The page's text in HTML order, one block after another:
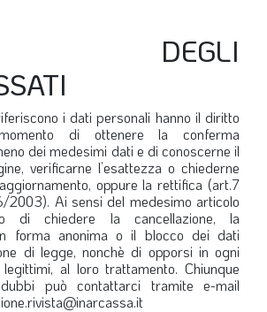
DI EVASIO
CAMBIA NUMERO expand_more
DEGLI
i dati personali hanno il diritto
di ottenere la conferma
dei medesimi dati e di conoscerne il
verificarne l’esattezza o chiederne
oppure la rettifica (art.7
2003). Ai sensi del medesimo articolo
chiedere la cancellazione, la
forma anonima o il blocco dei dati
di legge, nonchè di opporsi in ogni
al loro trattamento. Chiunque
può contattarci tramite e-mail